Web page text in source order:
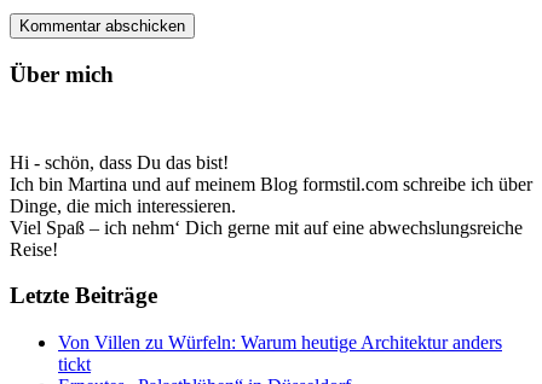
Über mich
Hi - schön, dass Du das bist!
Ich bin Martina und auf meinem Blog formstil.com schreibe ich über
Dinge, die mich interessieren.
Viel Spaß – ich nehm‘ Dich gerne mit auf eine abwechslungsreiche
Reise!
Letzte Beiträge
Von Villen zu Würfeln: Warum heutige Architektur anders
tickt